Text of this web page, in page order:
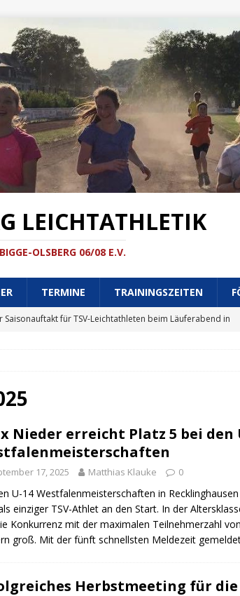
LEICHTATHLETIK
OLSBERG 06/08 E.V.
TERMINE TRAININGSZEITEN
Saisonauftakt für TSV-Leichtathleten beim Läuferabend in
mit Podestplatz bei den Westfalenmeisterschaften – Neue
über 800m
pulverisiert 800m-Bestzeit und wird Vize-Westfalenmeister
Nieder erreicht Platz 5 bei den
17, 2025 Matthias Klauke 0
U-14 Westfalenmeisterschaften in
einziger TSV-Athlet an den Start. In der
Konkurrenz mit der maximalen Teilnehmerzahl
groß. Mit der fünft schnellsten Meldezeit
Herbstmeeting für die